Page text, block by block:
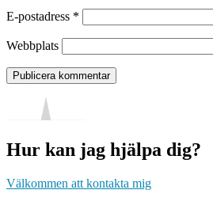
E-postadress *
Webbplats
Hur kan jag hjälpa dig?
Välkommen att kontakta mig